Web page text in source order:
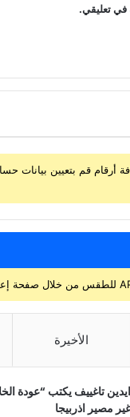
في تعليقي.
أرقام قم بتعيين بيانات
الأخيرة
ايدين تاغييف يكتب “عودة
غير مصير اذربيجا